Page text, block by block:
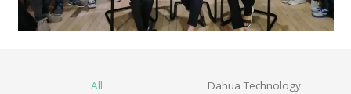
All Dahua Technology